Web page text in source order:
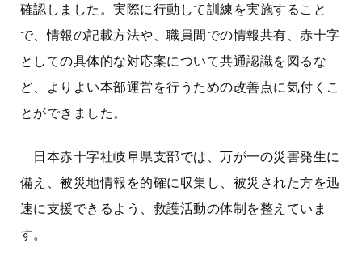
確認しました。実際に行動して訓練を実施すること
で、情報の記載方法や、職員間での情報共有、赤十字
としての具体的な対応案について共通認識を図るな
ど、よりよい本部運営を行うための改善点に気付くこ
とができました。
日本赤十字社岐阜県支部では、万が一の災害発生に
備え、被災地情報を的確に収集し、被災された方を迅
速に支援できるよう、救護活動の体制を整えていま
す。